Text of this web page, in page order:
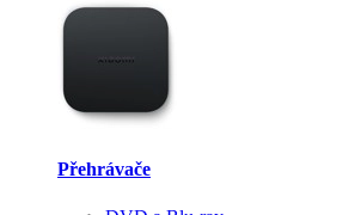
Přehrávače